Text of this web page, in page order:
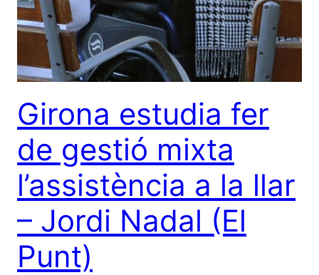
Girona estudia fer
de gestió mixta
l’assistència a la llar
– Jordi Nadal (El
Punt)